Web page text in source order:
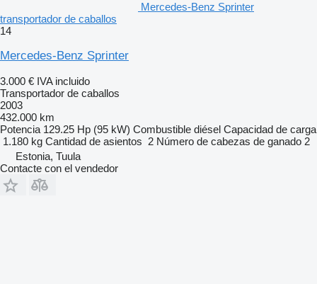
Mercedes-Benz Sprinter
transportador de caballos
14
Mercedes-Benz Sprinter
3.000 € IVA incluido
Transportador de caballos
2003
432.000 km
Potencia 129.25 Hp (95 kW) Combustible diésel Capacidad de carga
1.180 kg Cantidad de asientos 2 Número de cabezas de ganado 2
Estonia, Tuula
Contacte con el vendedor